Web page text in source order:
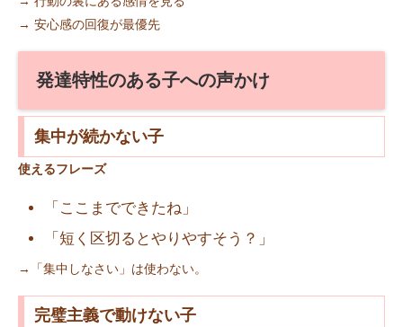
→ 安心感の回復が最優先
発達特性のある子への声かけ
集中が続かない子
使えるフレーズ
「ここまでできたね」
「短く区切るとやりやすそう？」
→「集中しなさい」は使わない。
完璧主義で動けない子